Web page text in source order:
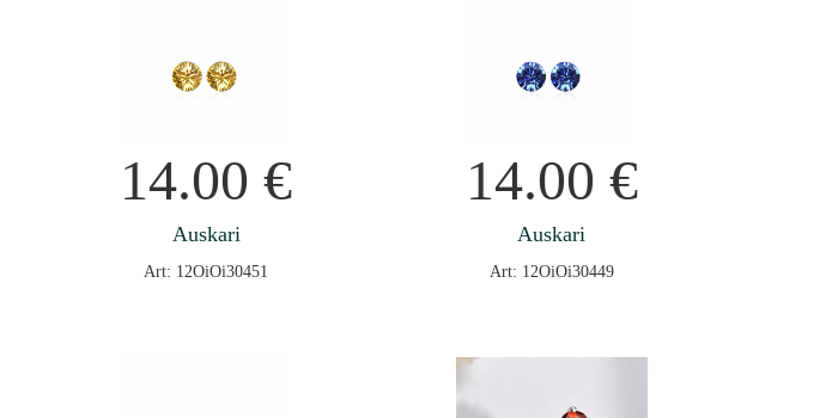
14.00€
Auskari
Art: 12OiOi30451
14.00 €
Auskari
Art: 12OiOi30449